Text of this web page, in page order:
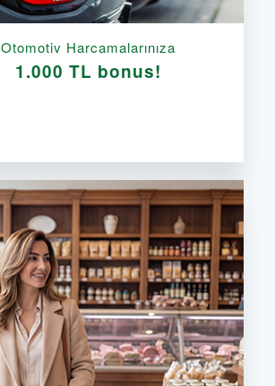
Otomotiv Harcamalarınıza
1.000 TL bonus!